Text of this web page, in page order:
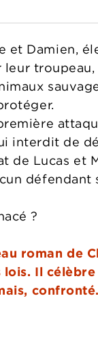
et Damien,
interdit de
de Lucas et
?
roman de
Il
confronté.